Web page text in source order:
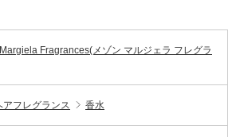
Fragrances(メゾン マルジェラ フレグラ
アフレグランス 香水